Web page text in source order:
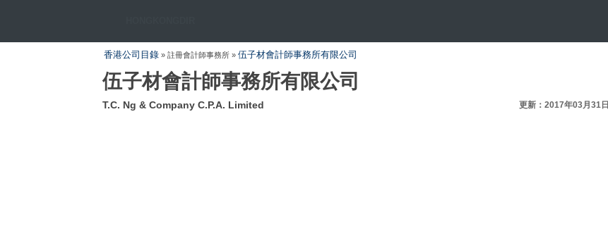
香港公司目錄 » 註冊會計師事務所 » 伍子材會計師事務所有限公司
伍子材會計師事務所有限公司
T.C. Ng & Company C.P.A. Limited 更新：2017年03月31日